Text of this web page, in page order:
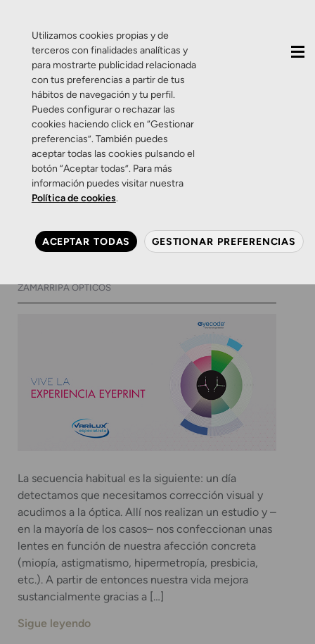
Etiqueta:eyeprint
Productos Salud Visual
EyePrint de Essilor. Haz que
no al revés)
ZAMARRIPA ÓPTICOS
La secuencia habitual es la siguiente: un día
detectamos que necesitamos corrección visual y
acudimos a la óptica. Allí nos realizan un estudio y –
en la mayoría de los casos– nos confeccionan unas
lentes en función de nuestra afección concreta
(miopía, astigmatismo, hipermetropía, presbicia,
etc.). A partir de entonces nuestra vida mejora
sustancialmente gracias a […]
Sigue leyendo
Utilizamos cookies propias y de
terceros con finalidades analíticas y
para mostrarte publicidad relacionada
con tus preferencias a partir de tus
hábitos de navegación y tu perfil.
Puedes configurar o rechazar las
cookies haciendo click en “Gestionar
preferencias”. También puedes
aceptar todas las cookies pulsando el
botón “Aceptar todas”. Para más
información puedes visitar nuestra
Política de cookies.
ACEPTAR TODAS GESTIONAR PREFERENCIAS